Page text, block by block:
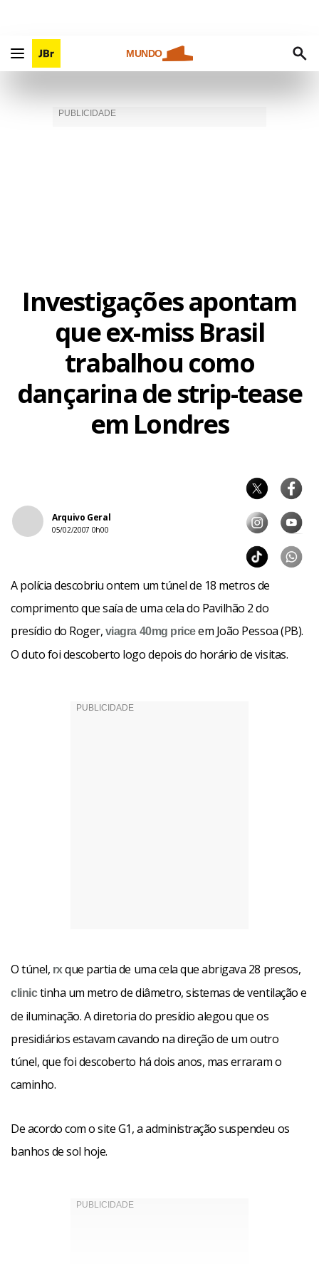
MUNDO
Investigações apontam
que ex-miss Brasil
trabalhou como
dançarina de strip-tease
em Londres
Arquivo Geral
05/02/2007 0h00
A polícia descobriu ontem um túnel de 18 metros de
comprimento que saía de uma cela do Pavilhão 2 do
presídio do Roger, viagra 40mg priceem João Pessoa (PB).
O duto foi descoberto logo depois do horário de visitas.
O túnel, rxque partia de uma cela que abrigava 28 presos,
clinictinha um metro de diâmetro, sistemas de ventilação e
de iluminação. A diretoria do presídio alegou que os
presidiários estavam cavando na direção de um outro
túnel, que foi descoberto há dois anos, mas erraram o
caminho.
De acordo com o site G1, a administração suspendeu os
banhos de sol hoje.